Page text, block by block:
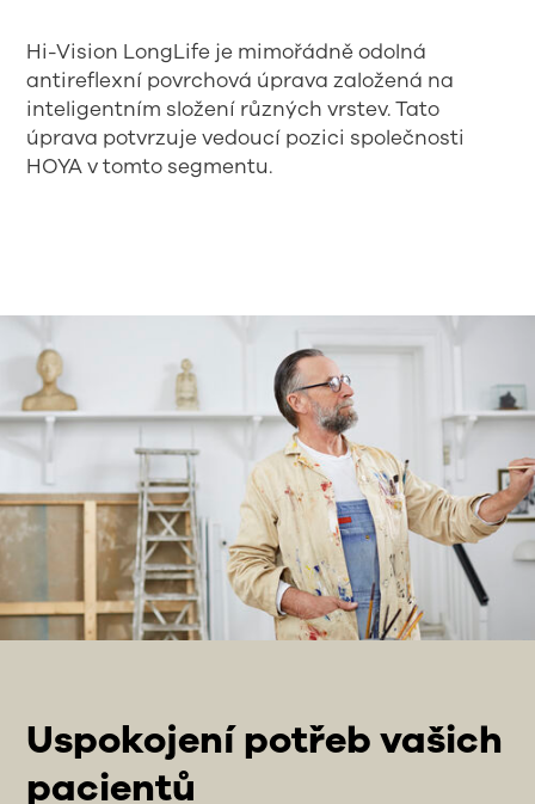
Hi-Vision LongLife je mimořádně odolná
antireflexní povrchová úprava založená na
inteligentním složení různých vrstev. Tato
úprava potvrzuje vedoucí pozici společnosti
HOYA v tomto segmentu.
Uspokojení potřeb vašich
pacientů